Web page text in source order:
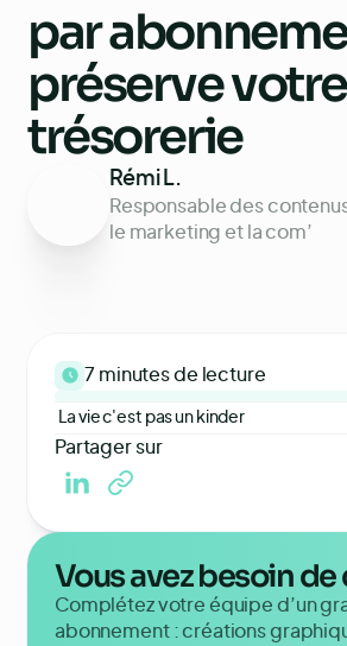
par
préserve votre
trésorerie
Rémi L.
Responsable des
le marketing et la com’
7 minutesde lecture
La vie c'est pas un kinder
Partager sur
Vous avez besoin de
Complétez votre équipe d’un
abonnement : créations